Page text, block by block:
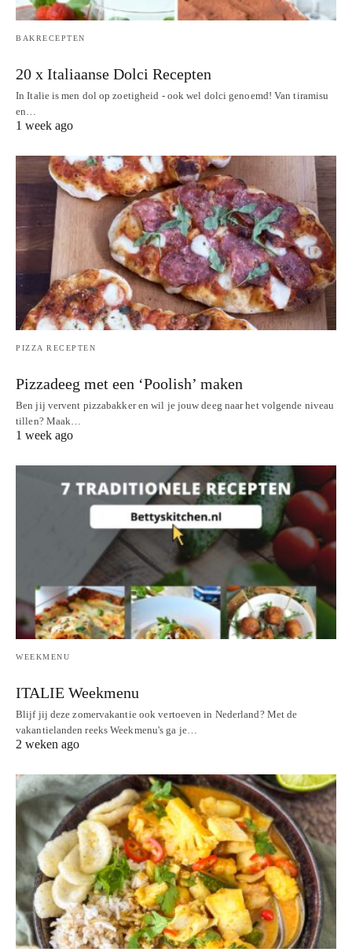
BAKRECEPTEN
20 x Italiaanse Dolci Recepten
In Italie is men dol op zoetigheid - ook wel dolci genoemd! Van tiramisu
en…
1 week ago
PIZZA RECEPTEN
Pizzadeeg met een ‘Poolish’ maken
Ben jij vervent pizzabakker en wil je jouw deeg naar het volgende niveau
tillen? Maak…
1 week ago
WEEKMENU
ITALIE Weekmenu
Blijf jij deze zomervakantie ook vertoeven in Nederland? Met de
vakantielanden reeks Weekmenu's ga je…
2 weken ago